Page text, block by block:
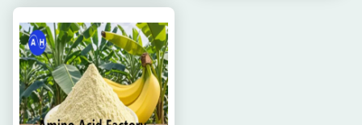
agricultura ecológica